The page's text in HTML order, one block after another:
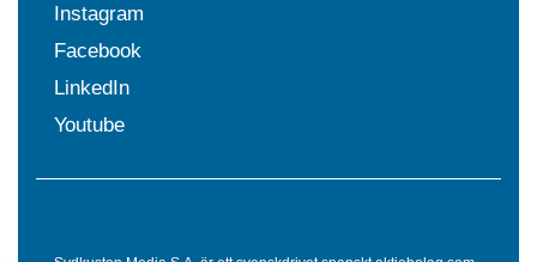
Instagram
Facebook
LinkedIn
Youtube